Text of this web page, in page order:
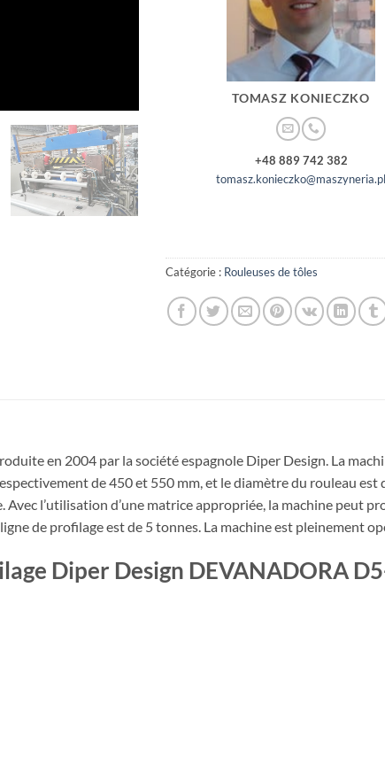
TOMASZ KONIECZKO
+48 889 742 382
tomasz.konieczko@maszyneria.pl
Catégorie : Rouleuses de tôles
en 2004 par la société espagnole Diper Design. La
de 450 et 550 mm, et le diamètre du rouleau
l’utilisation d’une matrice appropriée, la machine peut
de profilage est de 5 tonnes. La machine est pleinement
Diper Design DEVANADORA